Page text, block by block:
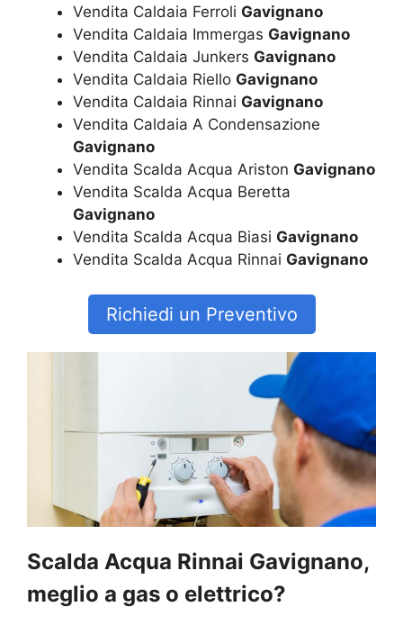
Vendita Caldaia Ferroli Gavignano
Vendita Caldaia Immergas Gavignano
Vendita Caldaia Junkers Gavignano
Vendita Caldaia Riello Gavignano
Vendita Caldaia Rinnai Gavignano
Vendita Caldaia A Condensazione
Gavignano
Vendita Scalda Acqua Ariston Gavignano
Vendita Scalda Acqua Beretta
Gavignano
Vendita Scalda Acqua Biasi Gavignano
Vendita Scalda Acqua Rinnai Gavignano
Richiedi un Preventivo
Scalda Acqua Rinnai Gavignano,
meglio a gas o elettrico?